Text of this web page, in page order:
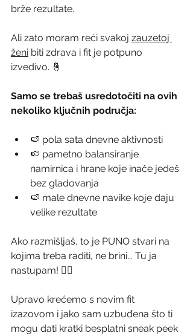
brže rezultate.
Ali zato moram reći svakoj zauzetoj
ženi biti zdrava i fit je potpuno
izvedivo. 🤞
Samo se trebaš usredotočiti na ovih
nekoliko ključnih područja:
🍉 pola sata dnevne aktivnosti
🍉 pametno balansiranje
namirnica i hrane koje inače jedeš
bez gladovanja
🍉 male dnevne navike koje daju
velike rezultate
Ako razmišljaš, to je PUNO stvari na
kojima treba raditi, ne brini... Tu ja
nastupam! 🙋‍♀️
Upravo krećemo s novim fit
izazovom i jako sam uzbuđena što ti
mogu dati kratki besplatni sneak peek